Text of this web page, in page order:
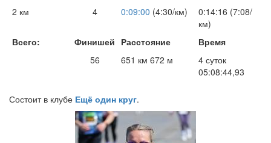
2 км
4 0:09:00 (4:30/км)
0:14:16 (7:08/
км)
Всего:
Финишей Расстояние
Время
56
651 км 672 м
4 суток
05:08:44,93
Состоит в клубе Ещё один круг.